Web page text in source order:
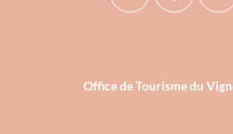
Office de Tourisme du